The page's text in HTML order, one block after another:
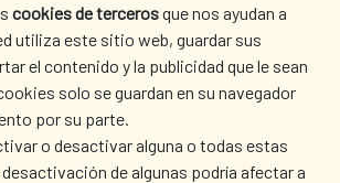
cookies de tercerosque nos ayudan a
utiliza este sitio web, guardar sus
el contenido y la publicidad que le sean
solo se guardan en su navegador
por su parte.
o desactivar alguna o todas estas
de algunas podría afectar a
LIBRARY